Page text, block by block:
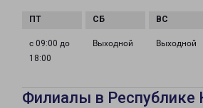
с 09:00 до
18:00
Выходной Выходной
Филиалы в